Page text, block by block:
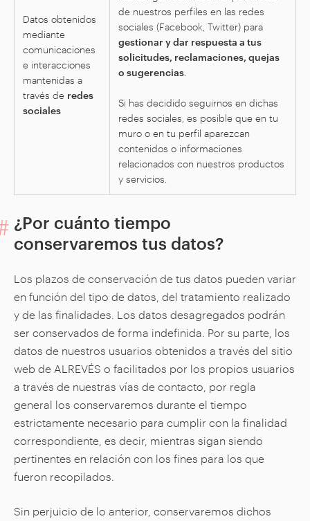
Datos obtenidos
mediante
comunicaciones
e interacciones
mantenidas a
través de redes
sociales
de nuestros perfiles en las redes
sociales (Facebook, Twitter) para
gestionar y dar respuesta a tus
solicitudes, reclamaciones, quejas
o sugerencias
Si has decidido seguirnos en dichas
redes sociales, es posible que en tu
muro o en tu perfil aparezcan
contenidos o informaciones
relacionados con nuestros productos
y servicios.
¿Por cuánto tiempo
conservaremos tus datos?
Los plazos de conservación de tus datos pueden variar
en función del tipo de datos, del tratamiento realizado
y de las finalidades. Los datos desagregados podrán
ser conservados de forma indefinida. Por su parte, los
datos de nuestros usuarios obtenidos a través del sitio
web de ALREVÉS o facilitados por los propios usuarios
a través de nuestras vías de contacto, por regla
general los conservaremos durante el tiempo
estrictamente necesario para cumplir con la finalidad
correspondiente, es decir, mientras sigan siendo
pertinentes en relación con los fines para los que
fueron recopilados.
Sin perjuicio de lo anterior, conservaremos dichos